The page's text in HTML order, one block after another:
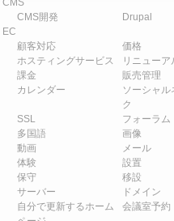
CMS
CMS開発
Drupal
EC
顧客対応
価格
ホスティングサービス
リニューア
課金
販売管理
カレンダー
ソーシャル
ク
SSL フォーラム
多国語
画像
動画
メール
体験
設置
保守
移設
サーバー
ドメイン
自分で更新するホーム
会議室予約